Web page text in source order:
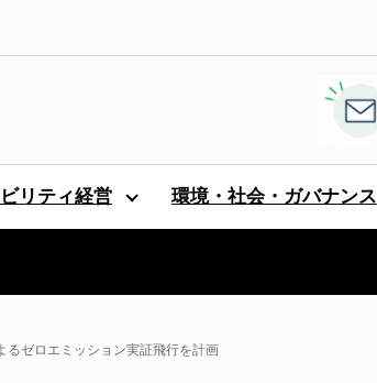
リティ経営 環境・社会・ガバナンス
るゼロエミッション実証飛行を計画